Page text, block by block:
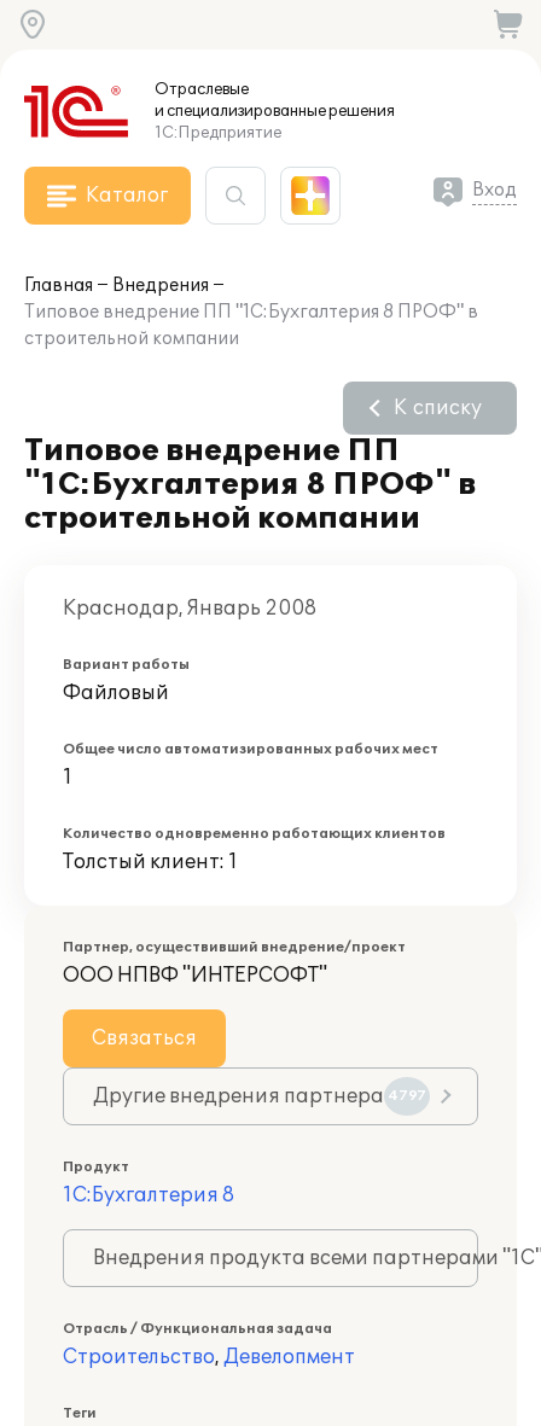
Отраслевые
и специализированныерешения
1С:Предприятие
Каталог Вход
Главная
Внедрения
Типовое внедрение ПП "1C:Бухгалтерия 8 ПРОФ" в
строительной компании
Типовое внедрение ПП
"1C:Бухгалтерия 8 ПРОФ" в
строительной компании
К списку
Краснодар, Январь 2008
Вариант работы
Файловый
Общее число автоматизированных рабочих мест
1
Количество одновременно работающих клиентов
Толстый клиент: 1
Партнер, осуществивший внедрение/проект
ООО НПВФ "ИНТЕРСОФТ"
Связаться
Другие внедрения партнера 4797
Продукт
1С:Бухгалтерия 8
Внедрения продукта всеми партнерами
Отрасль / Функциональная задача
Строительство, Девелопмент
Теги